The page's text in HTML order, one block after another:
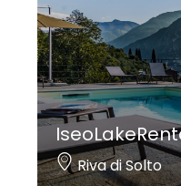
Riva di Solto